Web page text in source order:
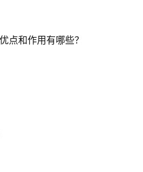
点和作用有哪些？